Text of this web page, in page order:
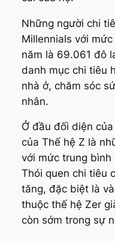
Những người chi
Millennials với
năm là 69.061 đô
danh mục chi tiêu
nhà ở, chăm sóc
nhân.
Ở đầu đối diện
của Thế hệ Z là
với mức trung bình
Thói quen chi tiêu
tăng, đặc biệt là
thuộc thế hệ Zer
còn sớm trong sự